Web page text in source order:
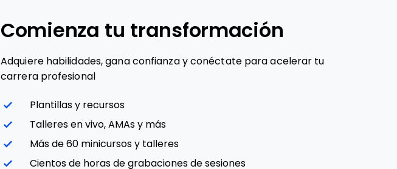
Comienza tu transformación
Adquiere habilidades, gana confianza y conéctate para acelerar tu
carrera profesional
Plantillas y recursos
Talleres en vivo, AMAs y más
Más de 60 minicursos y talleres
Cientos de horas de grabaciones de sesiones